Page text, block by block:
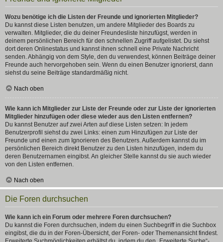
Wozu benötige ich die Listen der Freunde und ignorierten Mitglieder?
Du kannst diese Listen benutzen, um andere Mitglieder des Boards zu
verwalten. Mitglieder, die du deiner Freundesliste hinzufügst, werden in
deinem persönlichen Bereich für den schnellen Zugriff aufgelistet. Du siehst
dort deren Onlinestatus und kannst ihnen schnell eine Private Nachricht
senden. Abhängig von dem Style, den du verwendest, können Beiträge deiner
Freunde auch hervorgehoben sein. Wenn du einen Benutzer ignorierst, dann
siehst du seine Beiträge standardmäßig nicht.
Nach oben
Wie kann ich Mitglieder zur Liste der Freunde oder zur Liste der ignorierten
Mitglieder hinzufügen oder diese wieder aus den Listen entfernen?
Du kannst Benutzer auf zwei Arten auf diese Listen setzen: In jedem
Benutzerprofil siehst du zwei Links: einen zum Hinzufügen zur Liste der
Freunde und einen zum Ignorieren des Benutzers. Außerdem kannst du im
persönlichen Bereich direkt Benutzer zu den Listen hinzufügen, indem du
deren Benutzernamen eingibst. An gleicher Stelle kannst du sie auch wieder
von den Listen entfernen.
Nach oben
Die Foren durchsuchen
Wie kann ich ein Forum oder mehrere Foren durchsuchen?
Du kannst die Foren durchsuchen, indem du einen Suchbegriff in die Suchbox
eingibst, die du in der Foren-Übersicht, der Foren- oder Themenansicht findest.